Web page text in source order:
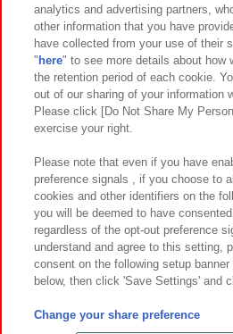
関連会社 サステナビリティ
プライバシーポリシー ウェブアク
お取引先さまとともに
カスタマーハラスメント対応方針 よ
©Bandai Namco
©Bandai Namco
analytics and advertising partners,
other information that you have
have collected from your use of their
" here" to see more details about how
the retention period of each cookie.
out of our sharing of your information
Please click [Do Not Share My
exercise your right.
Please note that even if you have
preference signals , if you choose to
cookies and other identifiers on the
you will be deemed to have
regardless of the opt-out preference
understand and agree to this setting,
consent on the following setup
below, then click 'Save Settings' and
Change your share preference